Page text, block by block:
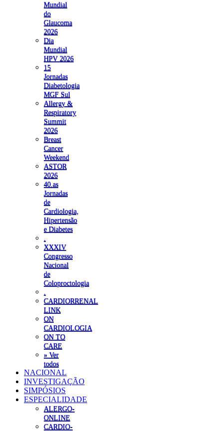
Mundial
do
Glaucoma
2026
Dia
Mundial
HPV 2026
15
Jornadas
Diabetologia
MGF Sul
Allergy &
Respiratory
Summit
2026
Breast
Cancer
Weekend
ASTOR
2026
40.as
Jornadas
de
Cardiologia,
Hipertensão
e Diabetes
XXXIV
Congresso
Nacional
de
Coloproctologia
CARDIORRENAL
LINK
ON
CARDIOLOGIA
ON TO
CARE
» Ver
todos
NACIONAL
INVESTIGAÇÃO
SIMPÓSIOS
ESPECIALIDADE
ALERGO-
ONLINE
CARDIO-